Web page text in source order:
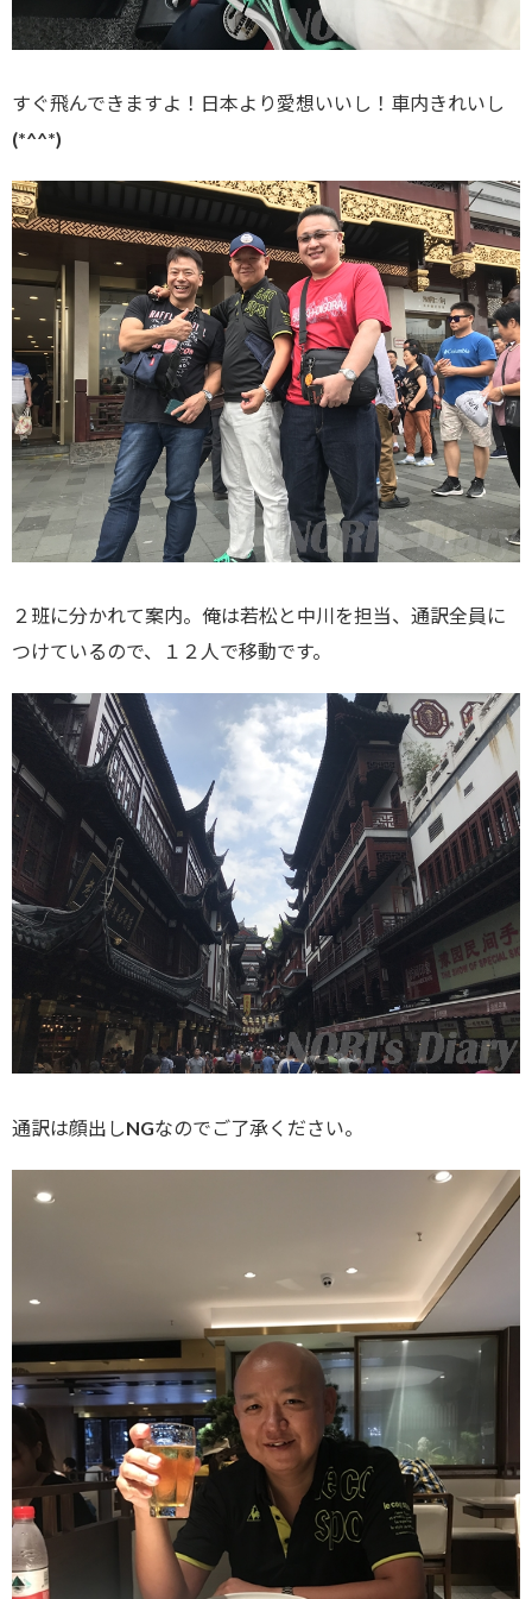
すぐ飛んできますよ！日本より愛想いいし！車内きれいし
(*^^*)
２班に分かれて案内。俺は若松と中川を担当、通訳全員に
つけているので、１２人で移動です。
通訳は顔出しNGなのでご了承ください。